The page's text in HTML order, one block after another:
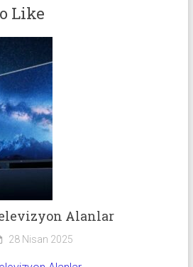
Like
Alanlar
28 Nisan 2025